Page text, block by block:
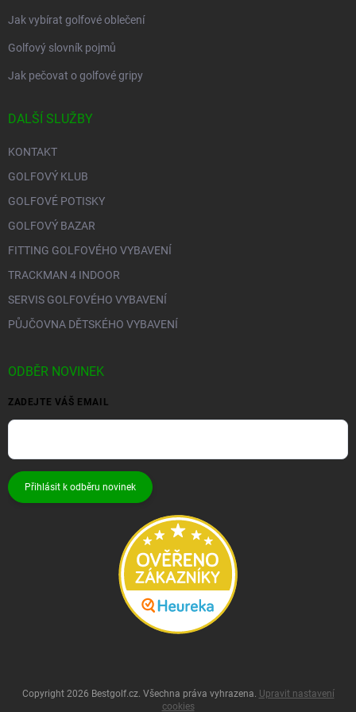
Jak vybírat golfové oblečení
Golfový slovník pojmů
Jak pečovat o golfové gripy
DALŠÍ SLUŽBY
KONTAKT
GOLFOVÝ KLUB
GOLFOVÉ POTISKY
GOLFOVÝ BAZAR
FITTING GOLFOVÉHO VYBAVENÍ
TRACKMAN 4 INDOOR
SERVIS GOLFOVÉHO VYBAVENÍ
PŮJČOVNA DĚTSKÉHO VYBAVENÍ
ODBĚR NOVINEK
ZADEJTE VÁŠ EMAIL
Přihlásit k odběru novinek
Copyright 2026 Bestgolf.cz. Všechna práva vyhrazena. Upravit nastavení
cookies